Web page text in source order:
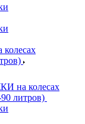
на колесах
литров)